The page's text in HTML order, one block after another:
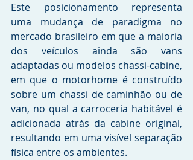
Este posicionamento representa
uma mudança de paradigma no
mercado brasileiro em que a maioria
dos veículos ainda são vans
adaptadas ou modelos chassi-cabine,
em que o motorhome é construído
sobre um chassi de caminhão ou de
van, no qual a carroceria habitável é
adicionada atrás da cabine original,
resultando em uma visível separação
física entre os ambientes.